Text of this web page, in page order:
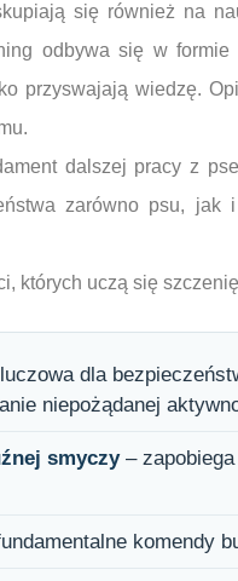
się również na
odbywa się w
przyswajają wiedzę.
dalszej pracy z
zarówno psu, jak
których uczą się
dla
niepożądanej
smyczy–
komendy